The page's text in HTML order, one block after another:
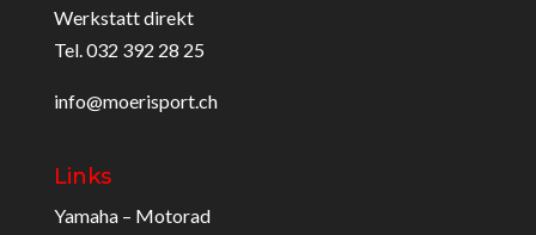
Werkstatt direkt
Tel. 032 392 28 25
info@moerisport.ch
Links
Yamaha – Motorad